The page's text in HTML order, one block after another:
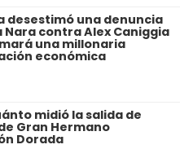
desestimó una denuncia
Nara contra Alex Caniggia
una millonaria
económica
midió la salida de
Gran Hermano
Dorada